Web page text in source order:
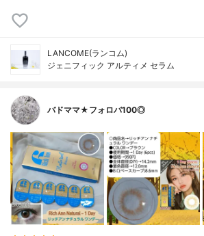
LANCOME(ランコム)
ジェニフィック アルティメ セラム
バドママ★フォロバ100◎